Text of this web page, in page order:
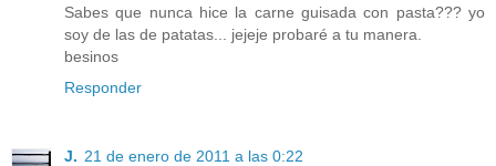
Sabes que nunca hice la carne guisada con pasta??? yo
soy de las de patatas... jejeje probaré a tu manera.
besinos
Responder
J. 21 de enero de 2011 a las 0:22